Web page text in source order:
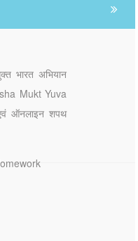
भारत अभियान
Mukt Yuva
ऑनलाइन शपथ